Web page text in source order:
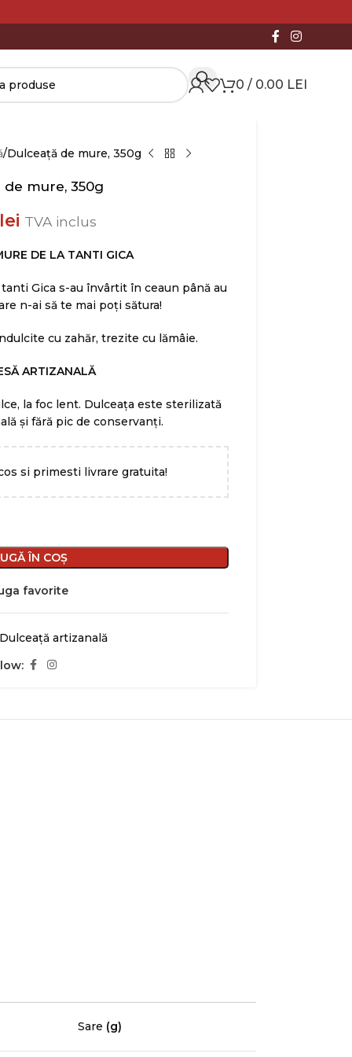
0 / 0.00 LEI
Dulceață de mure, 350g
de mure, 350g
lei TVA inclus
DE LA TANTI GICA
Gica s-au învârtit în ceaun până au
n-ai să te mai poți sătura!
cu zahăr, trezite cu lămâie.
ARTIZANALĂ
la foc lent. Dulceața este sterilizată
și fără pic de conservanți.
si primesti livrare gratuita!
ÎN COȘ
favorite
artizanală
Sare (g)